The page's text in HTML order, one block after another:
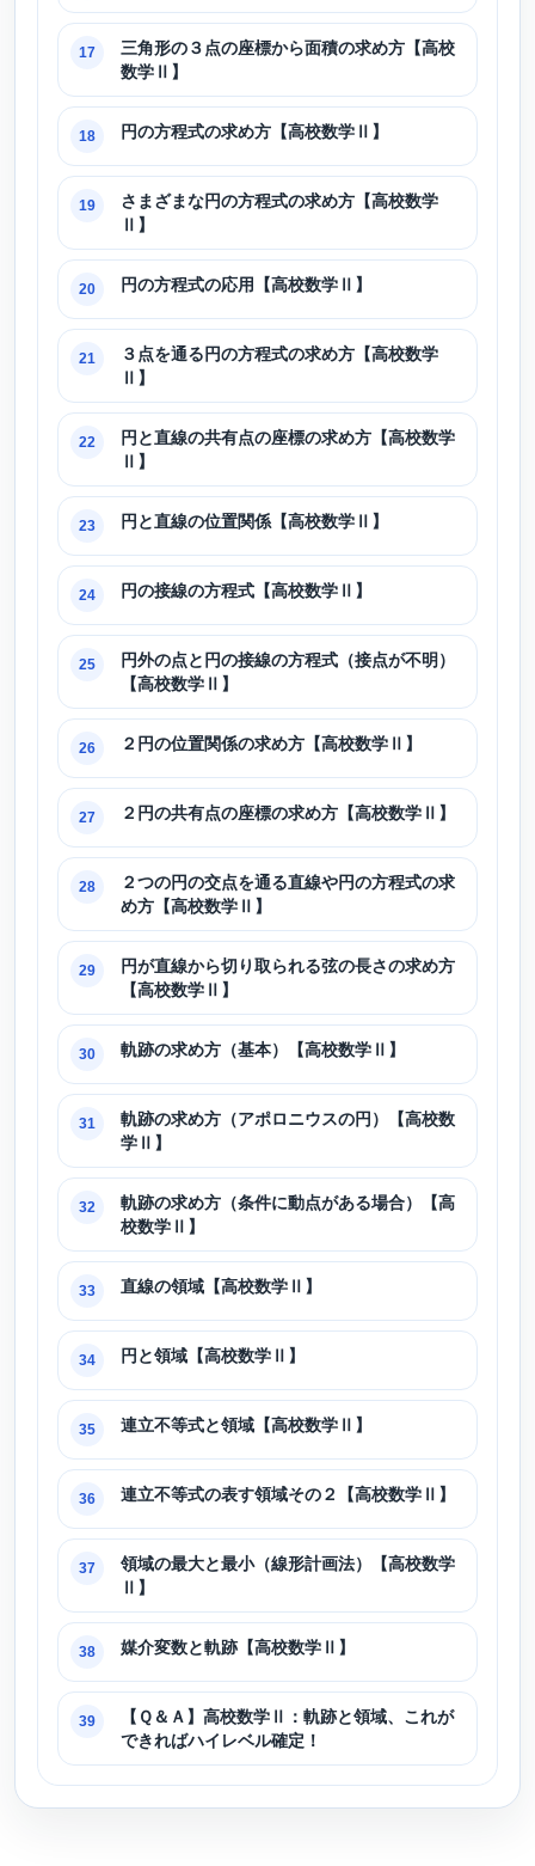
17
三角形の３点の座標から面積の求め方【高校
数学Ⅱ】
18 円の方程式の求め方【高校数学Ⅱ】
19
さまざまな円の方程式の求め方【高校数学
Ⅱ】
20 円の方程式の応用【高校数学Ⅱ】
21
３点を通る円の方程式の求め方【高校数学
Ⅱ】
22
円と直線の共有点の座標の求め方【高校数学
Ⅱ】
23 円と直線の位置関係【高校数学Ⅱ】
24 円の接線の方程式【高校数学Ⅱ】
25
円外の点と円の接線の方程式（接点が不明）
【高校数学Ⅱ】
26 ２円の位置関係の求め方【高校数学Ⅱ】
27 ２円の共有点の座標の求め方【高校数学Ⅱ】
28
２つの円の交点を通る直線や円の方程式の求
め方【高校数学Ⅱ】
29
円が直線から切り取られる弦の長さの求め方
【高校数学Ⅱ】
30 軌跡の求め方（基本）【高校数学Ⅱ】
31
軌跡の求め方（アポロニウスの円）【高校数
学Ⅱ】
32
軌跡の求め方（条件に動点がある場合）【高
校数学Ⅱ】
33 直線の領域【高校数学Ⅱ】
34 円と領域【高校数学Ⅱ】
35 連立不等式と領域【高校数学Ⅱ】
36 連立不等式の表す領域その２【高校数学Ⅱ】
37
領域の最大と最小（線形計画法）【高校数学
Ⅱ】
38 媒介変数と軌跡【高校数学Ⅱ】
39
【Ｑ＆Ａ】高校数学Ⅱ：軌跡と領域、これが
できればハイレベル確定！